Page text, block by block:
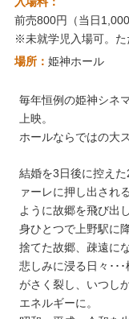
前売800円（当日
※未就学児入場可。た
場所： 姫神ホール
毎年恒例の姫神シネ
上映。
ホールならではの大
結婚を3日後に控え
ァーレに押し出される
ように故郷を飛び出
身ひとつで上野駅に
捨てた故郷、疎遠に
悲しみに浸る日々･･
がさく裂し、いつし
エネルギーに。